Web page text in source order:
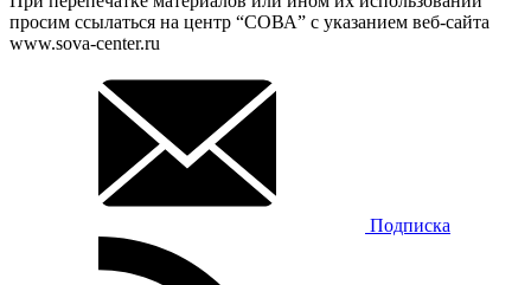
просим ссылаться на центр “СОВА” с указанием веб-сайта
www.sova-center.ru
Подписка